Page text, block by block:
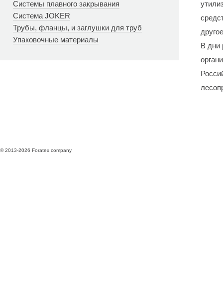
Системы плавного закрывания
Система JOKER
Трубы, фланцы, и заглушки для труб
Упаковочные материалы
В дни
© 2013-2026 Foratex company